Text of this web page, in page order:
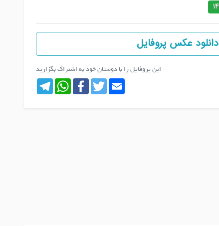
دانلود عکس پروفایل
این پروفایل را با دوستان خود به اشتراک بگزارید
Telegram
WhatsAppFacebookTwitterEmail